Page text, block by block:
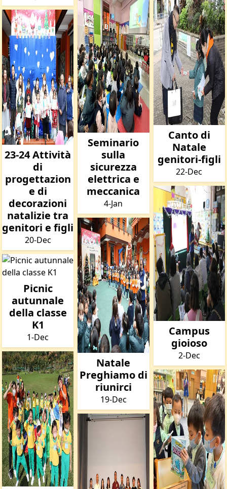
23-24 Attività
di
progettazion
e di
decorazioni
natalizie tra
genitori e figli
20-Dec
Picnic
autunnale
della classe
K1
1-Dec
Seminario
sulla
sicurezza
elettrica e
meccanica
4-Jan
Natale
Preghiamo di
riunirci
19-Dec
Canto di
Natale
genitori-figli
22-Dec
Campus
gioioso
2-Dec